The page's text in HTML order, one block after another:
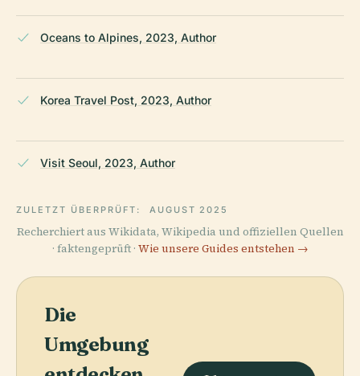
Oceans to Alpines, 2023, Author
Korea Travel Post, 2023, Author
Visit Seoul, 2023, Author
ZULETZT ÜBERPRÜFT: AUGUST 2025
Recherchiert aus Wikidata, Wikipedia und offiziellen Quellen
· faktengeprüft · Wie unsere Guides entstehen →
Die
Umgebung